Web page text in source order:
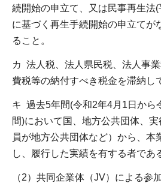
続開始の申立て、又は民事再生法
に基づく再生手続開始の申立てが
ること。
カ 法人税、法人県民税、法人事
費税等の納付すべき税金を滞納し
キ 過去5年間(令和2年4月1日から
間)において国、地方公共団体、
員が地方公共団体など）から、本
し、履行した実績を有する者であ
（2）共同企業体（JV）による参